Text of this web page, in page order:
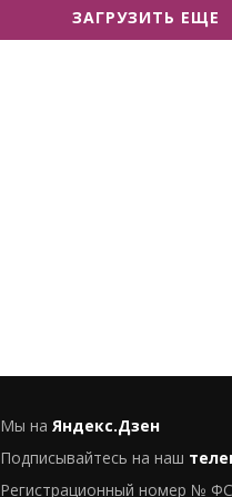
ЗАГРУЗИТЬ ЕЩЕ
Мы на Яндекс.Дзен
Подписывайтесь на наш
Регистрационный номер №